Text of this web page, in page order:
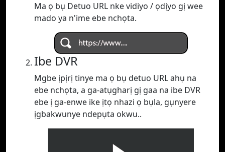
Ma ọ bụ Detuo URL nke vidiyo / ọdịyo gị wee
mado ya n'ime ebe nchọta.
Ibe DVR
Mgbe ịpịrị tinye ma ọ bụ detuo URL ahụ na
ebe nchọta, a ga-atụgharị gị gaa na ibe DVR
ebe ị ga-enwe ike ịtọ nhazi ọ bụla, gụnyere
ịgbakwunye ndepụta okwu..